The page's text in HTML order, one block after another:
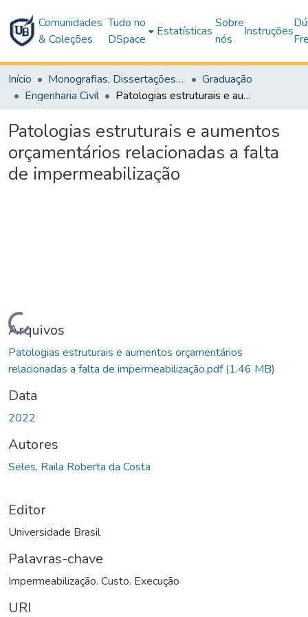
Comunidades
& Coleções
Tudo no
DSpace
Estatísticas
Sobre
nós
Instruções
Início Monografias, Dissertações e Teses
Graduação
Engenharia Civil
Patologias estruturais e aumentos orçamentários relacionadas a falta de impermeabilização
Patologias estruturais e aumentos
orçamentários relacionadas a falta
de impermeabilização
Carregando...
Arquivos
Patologias estruturais e aumentos orçamentários
relacionadas a falta de impermeabilização.pdf(1.46 MB)
Data
2022
Autores
Seles, Raila Roberta da Costa
Editor
Universidade Brasil
Palavras-chave
Impermeabilização. Custo. Execução
URI